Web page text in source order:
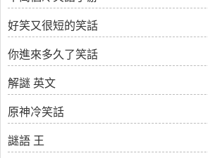
好笑又很短的笑話
你進來多久了笑話
解謎 英文
原神冷笑話
謎語 王